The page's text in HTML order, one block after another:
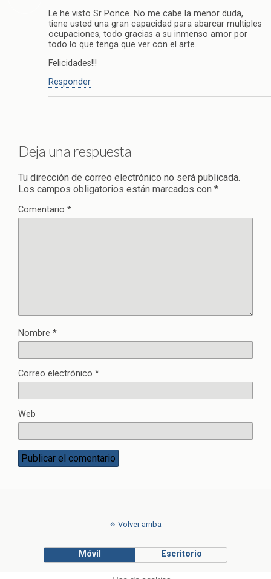
Le he visto Sr Ponce. No me cabe la menor duda,
tiene usted una gran capacidad para abarcar multiples
ocupaciones, todo gracias a su inmenso amor por
todo lo que tenga que ver con el arte.
Felicidades!!!
Responder
Deja una respuesta
Tu dirección de correo electrónico no será publicada.
Los campos obligatorios están marcados con *
Comentario *
Nombre *
Correo electrónico *
Web
Volver arriba
Móvil Escritorio